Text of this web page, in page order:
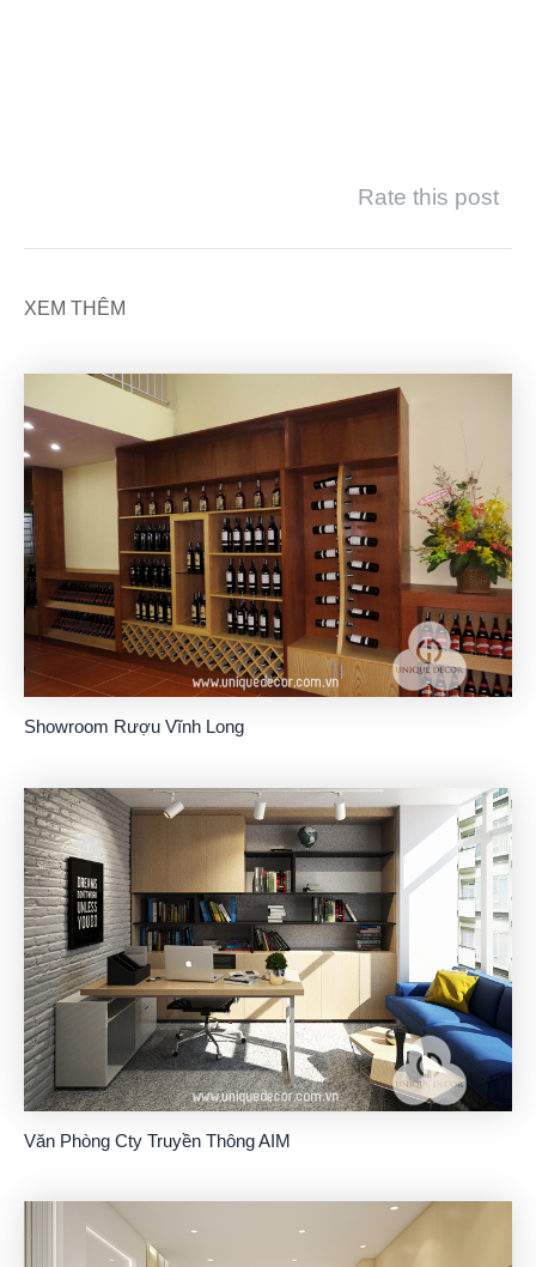
Rate this post
XEM THÊM
Showroom Rượu Vĩnh Long
Văn Phòng Cty Truyền Thông AIM